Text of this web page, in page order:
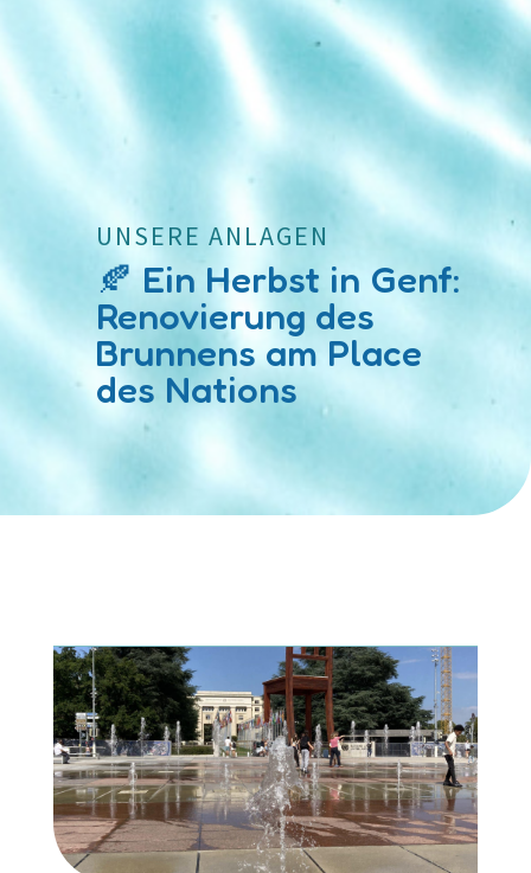
UNSERE ANLAGEN
🍂 Ein Herbst in Genf:
Renovierung des
Brunnens am Place
des Nations